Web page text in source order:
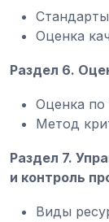
Оценка
Раздел 6.
Оценка по
Метод
Раздел 7.
и контроль
Виды